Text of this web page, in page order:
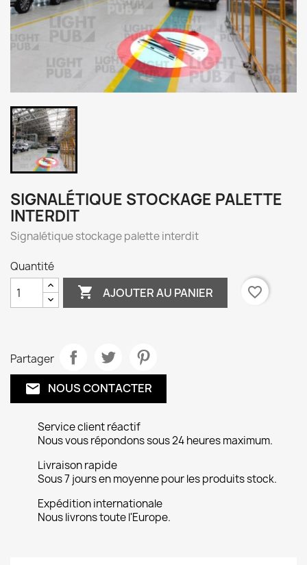
SIGNALÉTIQUE STOCKAGE PALETTE
INTERDIT
Signalétique stockage palette interdit
Quantité
 AJOUTER AU PANIER favorite_border
Partager
email NOUS CONTACTER
Service client réactif
Nous vous répondons sous 24 heures maximum.
Livraison rapide
Sous 7 jours en moyenne pour les produits stock.
Expédition internationale
Nous livrons toute l'Europe.